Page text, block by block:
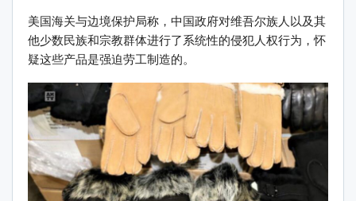
美国海关与边境保护局称，中国政府对维吾尔族人以及其
他少数民族和宗教群体进行了系统性的侵犯人权行为，怀
疑这些产品是强迫劳工制造的。